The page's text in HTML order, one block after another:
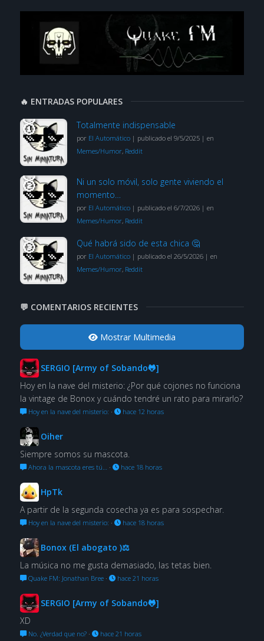
🔥 ENTRADAS POPULARES
Totalmente indispensable
por El Automático| publicado el 9/5/2025| en
Memes/Humor, Reddit
Ni un solo móvil, solo gente viviendo el
momento…
por El Automático| publicado el 6/7/2026| en
Memes/Humor, Reddit
Qué habrá sido de esta chica 🤔
por El Automático| publicado el 26/5/2026| en
Memes/Humor, Reddit
💬 COMENTARIOS RECIENTES
Mostrar Multimedia
SERGIO [Army of Sobando🐸]
Hoy en la nave del misterio: ¿Por qué cojones no funciona
la vintage de Bonox y cuándo tendré un rato para mirarlo?
Hoy en la nave del misterio: · hace 12 horas
Oiher
Siempre somos su mascota.
Ahora la mascota eres tú… · hace 18 horas
HpTk
A partir de la segunda cosecha ya es para sospechar.
Hoy en la nave del misterio: · hace 18 horas
Bonox (El abogato )⚖
La música no me gusta demasiado, las tetas bien.
Quake FM: Jonathan Bree· hace 21 horas
SERGIO [Army of Sobando🐸]
XD
No. ¿Verdad que no?· hace 21 horas